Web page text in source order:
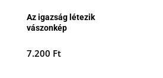
Az igazság létezik
vászonkép
7.200 Ft